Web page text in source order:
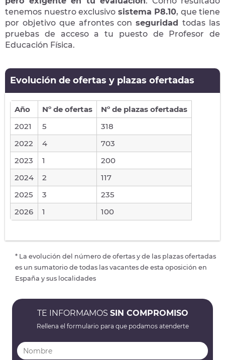
tenemos nuestro exclusivo sistema P8.10, que tiene
por objetivo que afrontes conseguridadtodas las
pruebas de acceso a tu puesto de Profesor de
Educación Física.
Evolución de ofertas y plazas ofertadas
Año Nº de ofertas
Nº de plazas ofertadas
2021
5
318
2022
4
703
2023
1
200
2024
2
117
2025
3
235
2026
1 100
* La evolución del número de ofertas y de las plazas ofertadas
es un sumatorio de todas las vacantes de esta oposición en
España y sus localidades
TE INFORMAMOS SIN COMPROMISO
Rellena el formulario para que podamos atenderte